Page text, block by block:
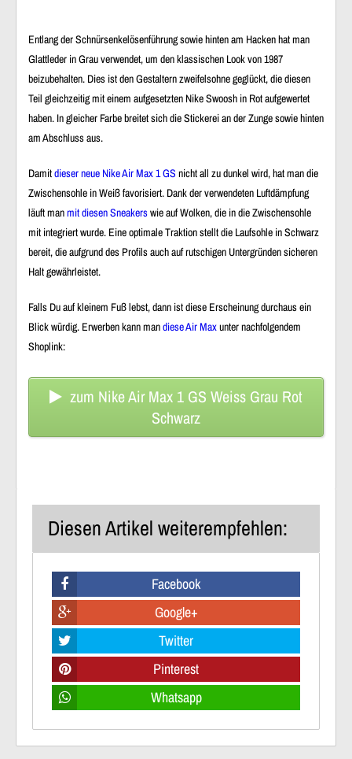
Entlang derSchnürsenkelösenführungsowie hintenam Hackenhat man
Glattleder in Grau verwendet, um denklassischen Look von 1987
beizubehalten. Dies ist den Gestaltern zweifelsohne geglückt, die diesen
Teil gleichzeitig mit einem aufgesetzten Nike Swoosh in Rot aufgewertet
haben. In gleicher Farbe breitet sichdie Stickerei an der Zungesowie hinten
am Abschlussaus.
Damitdieser neue Nike Air Max 1 GS nicht all zu dunkel wird, hat man die
Zwischensohle in Weiß favorisiert. Dank derverwendeten Luftdämpfung
läuft manmit diesen Sneakerswie auf Wolken, die in dieZwischensohle
mit integriert wurde. Eineoptimale Traktionstellt die Laufsohle in Schwarz
bereit, die aufgrund des Profils auchauf rutschigen Untergründen sicheren
Haltgewährleistet.
Falls Du aufkleinem Fußlebst, dann ist diese Erscheinung durchaus ein
Blick würdig. Erwerben kann mandiese Air Maxunter nachfolgendem
Shoplink:
zum Nike Air Max 1 GS Weiss Grau Rot
Schwarz
Diesen Artikel weiterempfehlen:
Facebook
Google+
Twitter
Pinterest
Whatsapp